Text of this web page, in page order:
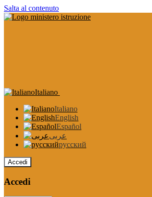
Salta al contenuto
Italiano
Italiano
English
Español
عربى
русский
Accedi
Accedi